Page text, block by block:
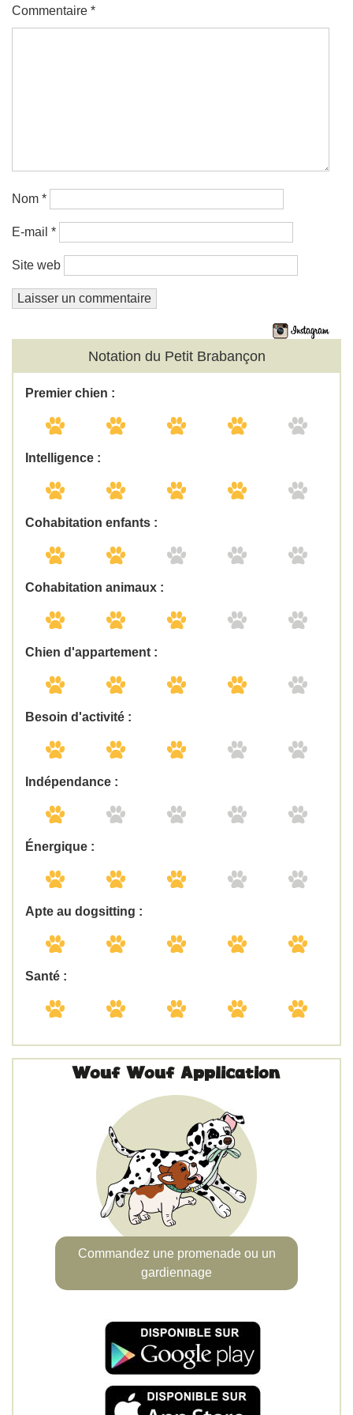
Commentaire *
Nom *
E-mail *
Site web
Notation du Petit Brabançon
Premier chien :
Intelligence :
Cohabitation enfants :
Cohabitation animaux :
Chien d'appartement :
Besoin d'activité :
Indépendance :
Énergique :
Apte au dogsitting :
Santé :
Wouf Wouf Application
Commandez une promenade ou un
gardiennage